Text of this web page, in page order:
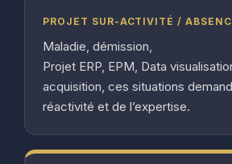
PROJET SUR-ACTIVITÉ /
Maladie, démission,
Projet ERP, EPM, Data
acquisition, ces situations
réactivité et de l’expertise.